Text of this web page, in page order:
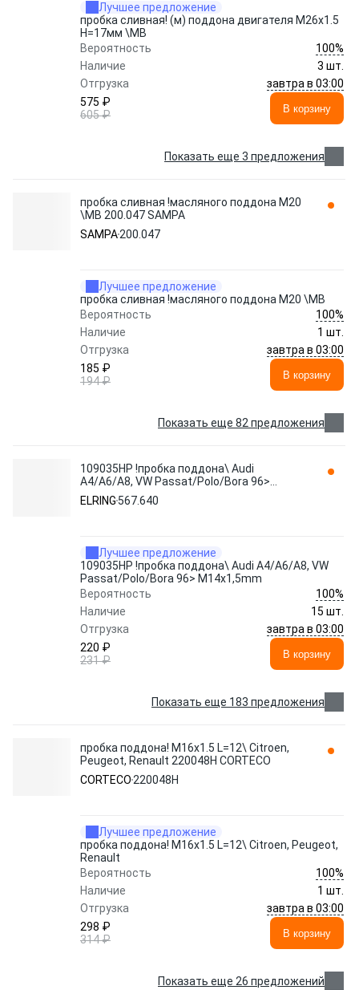
Лучшее предложение
пробка сливная! (м) поддона двигателя M26x1.5
H=17мм \MB
Вероятность
100%
Наличие
3 шт.
Отгрузка
завтра в 03:00
575 ₽
605 ₽
В корзину
Показать еще 3 предложения
пробка сливная !масляного поддона M20
\MB 200.047 SAMPA
SAMPA200.047
Лучшее предложение
пробка сливная !масляного поддона M20 \MB
Вероятность
100%
Наличие
1 шт.
Отгрузка
завтра в 03:00
185 ₽
194 ₽
В корзину
Показать еще 82 предложения
109035HP !пробка поддона\ Audi
A4/A6/A8, VW Passat/Polo/Bora 96>
M14x1,5mm 567.640 ELRING
ELRING 567.640
Лучшее предложение
109035HP !пробка поддона\ Audi A4/A6/A8, VW
Passat/Polo/Bora 96> M14x1,5mm
Вероятность
100%
Наличие
15 шт.
Отгрузка
завтра в 03:00
220 ₽
231 ₽
В корзину
Показать еще 183 предложения
пробка поддона! M16х1.5 L=12\ Citroen,
Peugeot, Renault 220048H CORTECO
CORTECO 220048H
Лучшее предложение
пробка поддона! M16х1.5 L=12\ Citroen, Peugeot,
Renault
Вероятность
100%
Наличие
1 шт.
Отгрузка
завтра в 03:00
298 ₽
314 ₽
В корзину
Показать еще 26 предложений